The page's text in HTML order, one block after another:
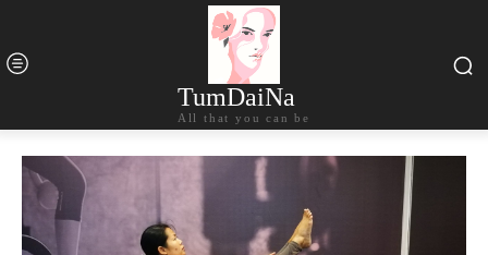
TumDaiNa
All that you can be